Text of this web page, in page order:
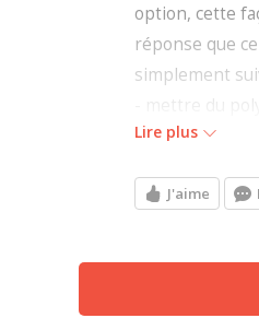
option, cette
réponse que
simplement
-sceller les
bois
-isoler les
-mettre en
etc.
Lire plus
J'aime